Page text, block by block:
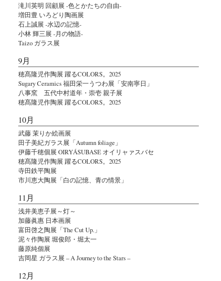
滝川英明 回顧展 -色とかたちの自由-
増田豊 いろどり陶画展
石上誠展 -水辺の記憶-
小林 輝三展 -月の物語-
Taizo ガラス展
9月
穂髙隆児作陶展 躍るCOLORS。2025
Sugary Ceramics 福田栄一うつわ展「安南寧日」
八事窯 五代中村道年・崇壱 親子展
穂髙隆児作陶展 躍るCOLORS。2025
10月
武藤 茉りか絵画展
田子美紀ガラス展「Autumn foliage」
伊藤千穂個展 OIRYÁSUBASE オイリャァスバセ
穂髙隆児作陶展 躍るCOLORS。2025
寺田鉄平陶展
市川恵大陶展「白の記憶、青の情景」
11月
浅井美恵子展～灯～
加藤眞惠 日本画展
富田啓之陶展「The Cut Up.」
泥々作陶展 堀俊郎・堀太一
藤原純個展
吉岡星 ガラス展 – A Journey to the Stars –
12月